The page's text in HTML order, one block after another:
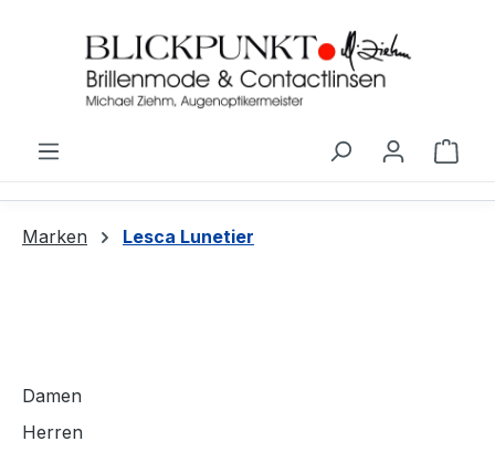
Marken Lesca Lunetier
Damen
Herren